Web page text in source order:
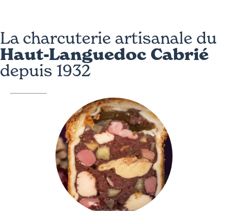
La charcuterie artisanale du
Haut-Languedoc Cabrié
depuis 1932